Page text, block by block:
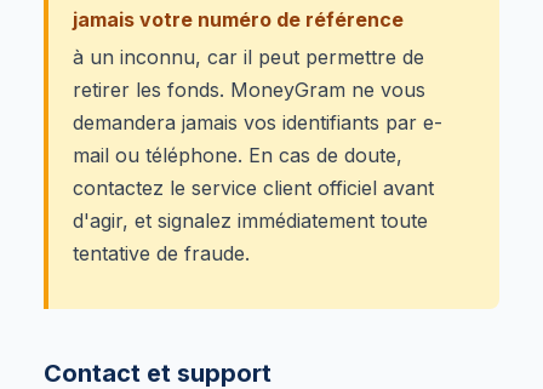
jamais votre numéro de référence
à un inconnu, car il peut permettre de
retirer les fonds. MoneyGram ne vous
demandera jamais vos identifiants par e-
mail ou téléphone. En cas de doute,
contactez le service client officiel avant
d'agir, et signalez immédiatement toute
tentative de fraude.
Contact et support